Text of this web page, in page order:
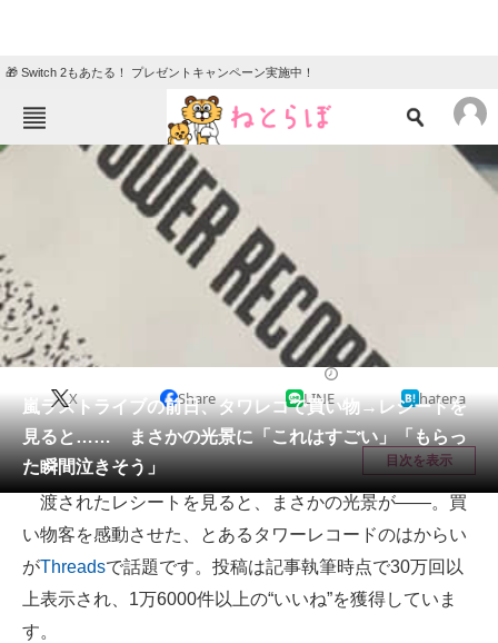
🎁 Switch 2もあたる！ プレゼントキャンペーン実施中！
ねとらぼメニュー
クイズ
グルメ 地域
住まい 教育・育児
動物 リサーチ
会員記事
メディア
注目記事を集めた総合ページ
ITの今と未来を見通す
スマホと通信の最新トレンド
嵐ラストライブの前日、タワレコで買い物→レシートを
見ると…… まさかの光景に「これはすごい」「もらっ
た瞬間泣きそう」
X Share LINE hatena
目次を表示
渡されたレシートを見ると、まさかの光景が――。買
い物客を感動させた、とあるタワーレコードのはからい
がThreadsで話題です。投稿は記事執筆時点で30万回以
上表示され、1万6000件以上の“いいね”を獲得していま
す。